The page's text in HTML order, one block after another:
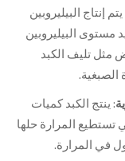
إنتاج البيليروبين
مستوى البيليروبين
مثل تليف الكبد
: ينتج الكبد كميات
تستطيع المرارة حلها
في المرارة.